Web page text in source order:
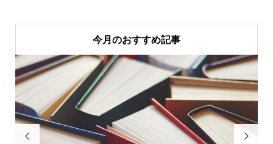
今月のおすすめ記事
 